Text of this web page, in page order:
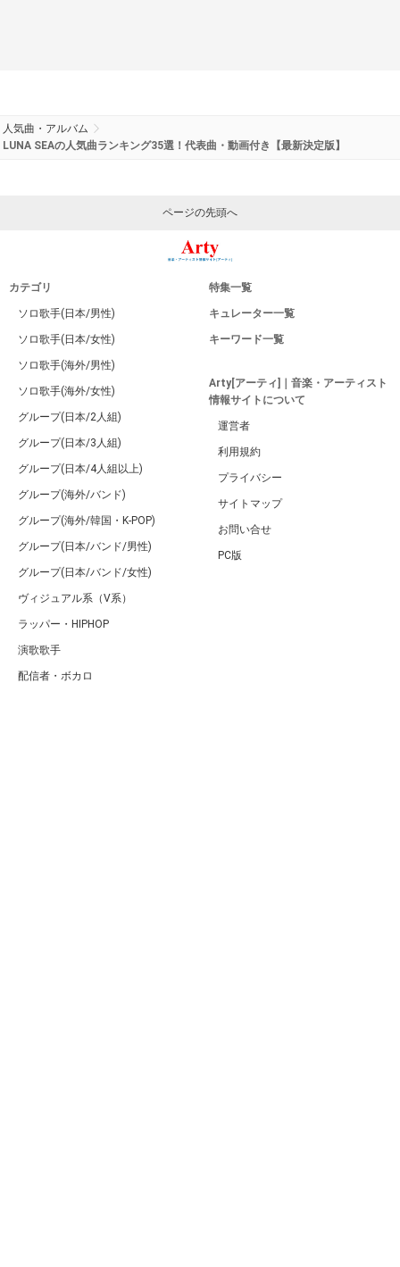
人気曲・アルバム
LUNA SEAの人気曲ランキング35選！代表曲・動画付き【最新決定版】
ページの先頭へ
カテゴリ
ソロ歌手(日本/男性)
ソロ歌手(日本/女性)
ソロ歌手(海外/男性)
ソロ歌手(海外/女性)
グループ(日本/2人組)
グループ(日本/3人組)
グループ(日本/4人組以上)
グループ(海外/バンド)
グループ(海外/韓国・K-POP)
グループ(日本/バンド/男性)
グループ(日本/バンド/女性)
ヴィジュアル系（V系）
ラッパー・HIPHOP
演歌歌手
配信者・ボカロ
特集一覧
キュレーター一覧
キーワード一覧
Arty[アーティ]｜音楽・アーティスト
情報サイトについて
運営者
利用規約
プライバシー
サイトマップ
お問い合せ
PC版